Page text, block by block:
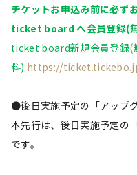
チケットお申込み前に必ず
ticket board へ会員登録(無
ticket board新規会員登録(
料) https://
●後日実施予定の「アップ
本先行は、後日実施予定の
です。